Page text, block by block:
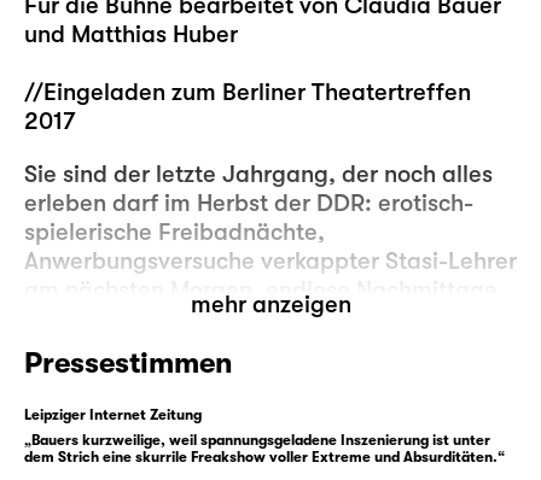
Für die Bühne bearbeitet von Claudia Bauer
und Matthias Huber
//Eingeladen zum Berliner Theatertreffen
2017
Sie sind der letzte Jahrgang, der noch alles
erleben darf im Herbst der DDR: erotisch-
spielerische Freibadnächte,
Anwerbungsversuche verkappter Stasi-Lehrer
am nächsten Morgen, endlose Nachmittage
im FDJ-Jugendklub, die vertraute
Gewissheit, dass Urlaub nun mal
„Sächsische Schweiz“ oder „Ungarn“ ist. Sie
sind auch die Letzten, die noch die
„vormilitärische Ausbildung“ durchleiden. Sie
sind aber die Ersten, die das dort Erlernte im
mehr anzeigen
Pressestimmen
Leipziger Internet Zeitung
„Bauers kurzweilige, weil spannungsgeladene Inszenierung ist unter
dem Strich eine skurrile Freakshow voller Extreme und Absurditäten.“